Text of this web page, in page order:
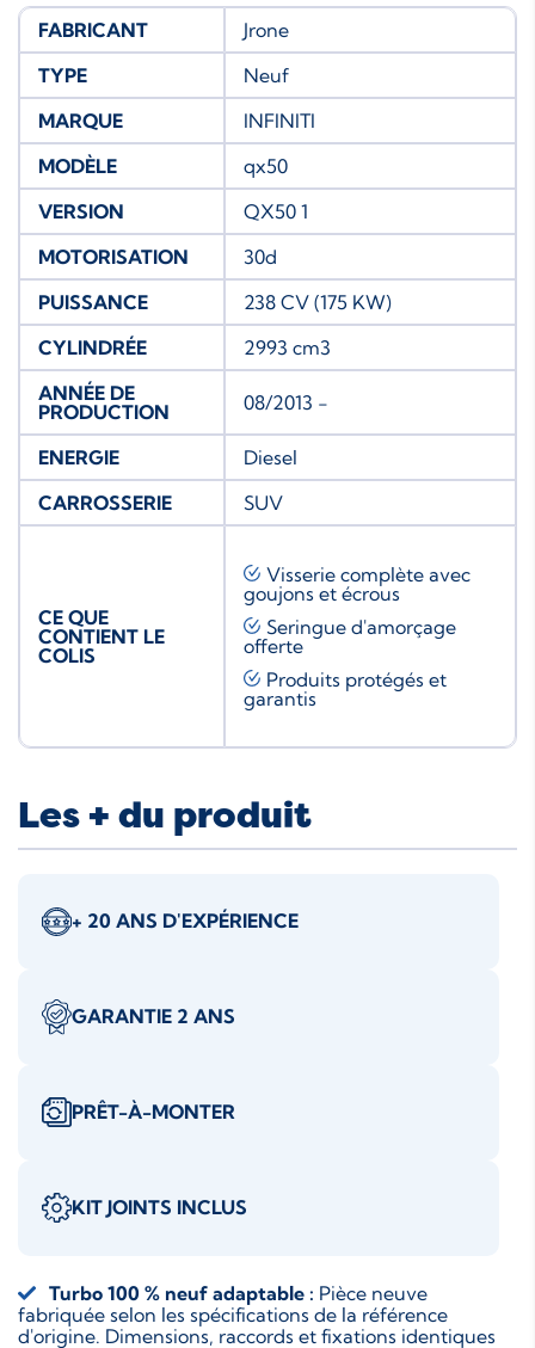
FABRICANT
Jrone
TYPE
Neuf
MARQUE
INFINITI
MODÈLE
qx50
VERSION
QX50 1
MOTORISATION
30d
PUISSANCE
238 CV (175 KW)
CYLINDRÉE
2993 cm3
ANNÉE DE
PRODUCTION
08/2013 -
ENERGIE
Diesel
CARROSSERIE
SUV
CE QUE
CONTIENT LE
COLIS
Visserie complète avec
goujons et écrous
Seringue d'amorçage
offerte
Produits protégés et
garantis
Les + du produit
+ 20 ANS D'EXPÉRIENCE
GARANTIE 2 ANS
PRÊT-À-MONTER
KIT JOINTS INCLUS
Turbo 100 % neuf adaptable : Pièce neuve
fabriquée selon les spécifications de la référence
d'origine. Dimensions, raccords et fixations identiques